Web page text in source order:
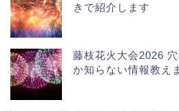
きで紹介します
藤枝花火大会2026
か知らない情報教え